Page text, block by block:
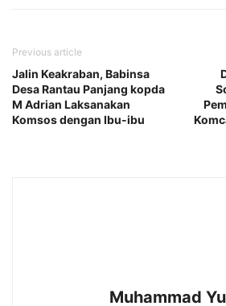
Previous article
Jalin Keakraban, Babinsa
Desa Rantau Panjang kopda
M Adrian Laksanakan
Komsos dengan Ibu-ibu
Muhammad